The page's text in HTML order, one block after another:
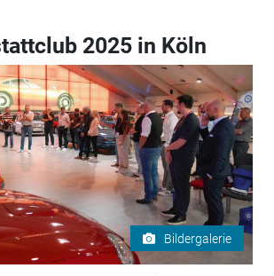
2025 in Köln
Bildergalerie